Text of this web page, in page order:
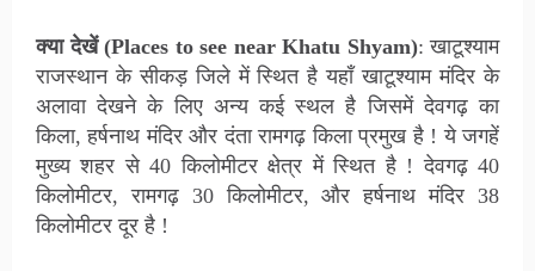
क्या देखें (Places to see near Khatu Shyam):खाटूश्याम
राजस्थान के सीकड़ जिले में स्थित है यहाँ खाटूश्याम मंदिर के
अलावा देखने के लिए अन्य कई स्थल है जिसमें देवगढ़ का
किला, हर्षनाथ मंदिर और दंता रामगढ़ किला प्रमुख है ! ये जगहें
मुख्य शहर से 40 किलोमीटर क्षेत्र में स्थित है ! देवगढ़ 40
किलोमीटर, रामगढ़ 30 किलोमीटर, और हर्षनाथ मंदिर 38
किलोमीटर दूर है !